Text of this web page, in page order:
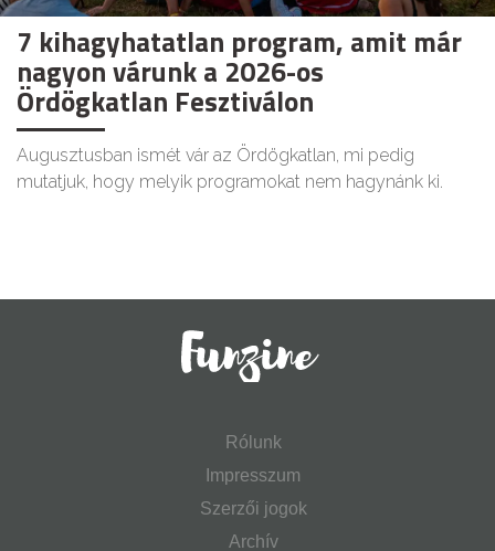
7 kihagyhatatlan program, amit már
nagyon várunk a 2026-os
Ördögkatlan Fesztiválon
Augusztusban ismét vár az Ördögkatlan, mi pedig
mutatjuk, hogy melyik programokat nem hagynánk ki.
Rólunk
Impresszum
Szerzői jogok
Archív